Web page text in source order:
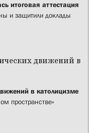
итоговая аттестация
и защитили доклады
в католицизме
пространстве»